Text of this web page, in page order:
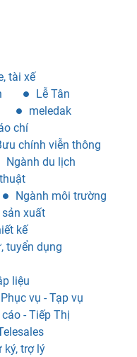
tài xế
Lễ Tân
meledak
chí
chính viễn thông
Ngành du lịch
Ngành môi trường
sản xuất
kế
tuyển dụng
liệu
Phục vụ - Tạp vụ
- Tiếp Thị
ký, trợ lý